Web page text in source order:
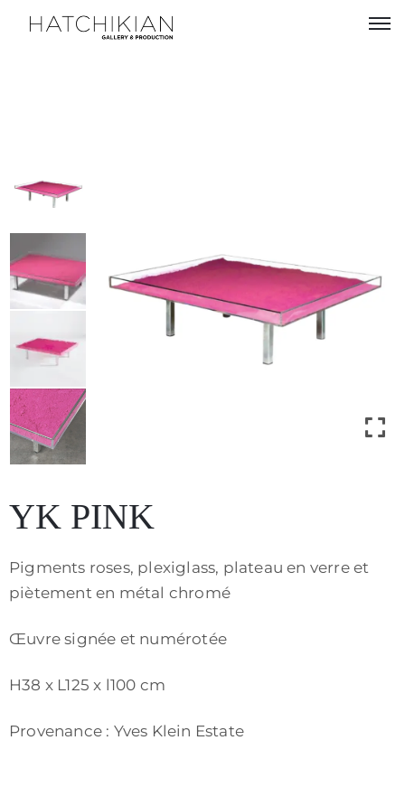
propos
notre
Art
Lire
notre
Magazine
Contact
YK PINK
Pigments roses, plexiglass, plateau en verre et
piètement en métal chromé
Œuvre signée et numérotée
H38 x L125 x l100 cm
Provenance : Yves Klein Estate